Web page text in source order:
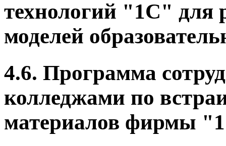
технологий "1С" для
моделей
4.6. Программа
колледжами по
материалов фирмы